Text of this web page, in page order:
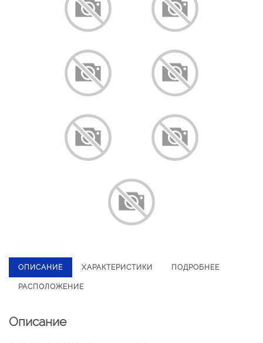
ОПИСАНИЕ ХАРАКТЕРИСТИКИ ПОДРОБНЕЕ
РАСПОЛОЖЕНИЕ
Описание